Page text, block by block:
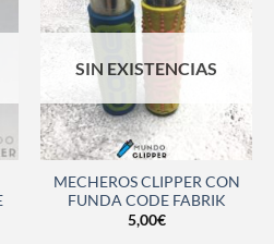
SIN EXISTENCIAS
MECHEROS CLIPPER CON
FUNDA CODE FABRIK
5,00€